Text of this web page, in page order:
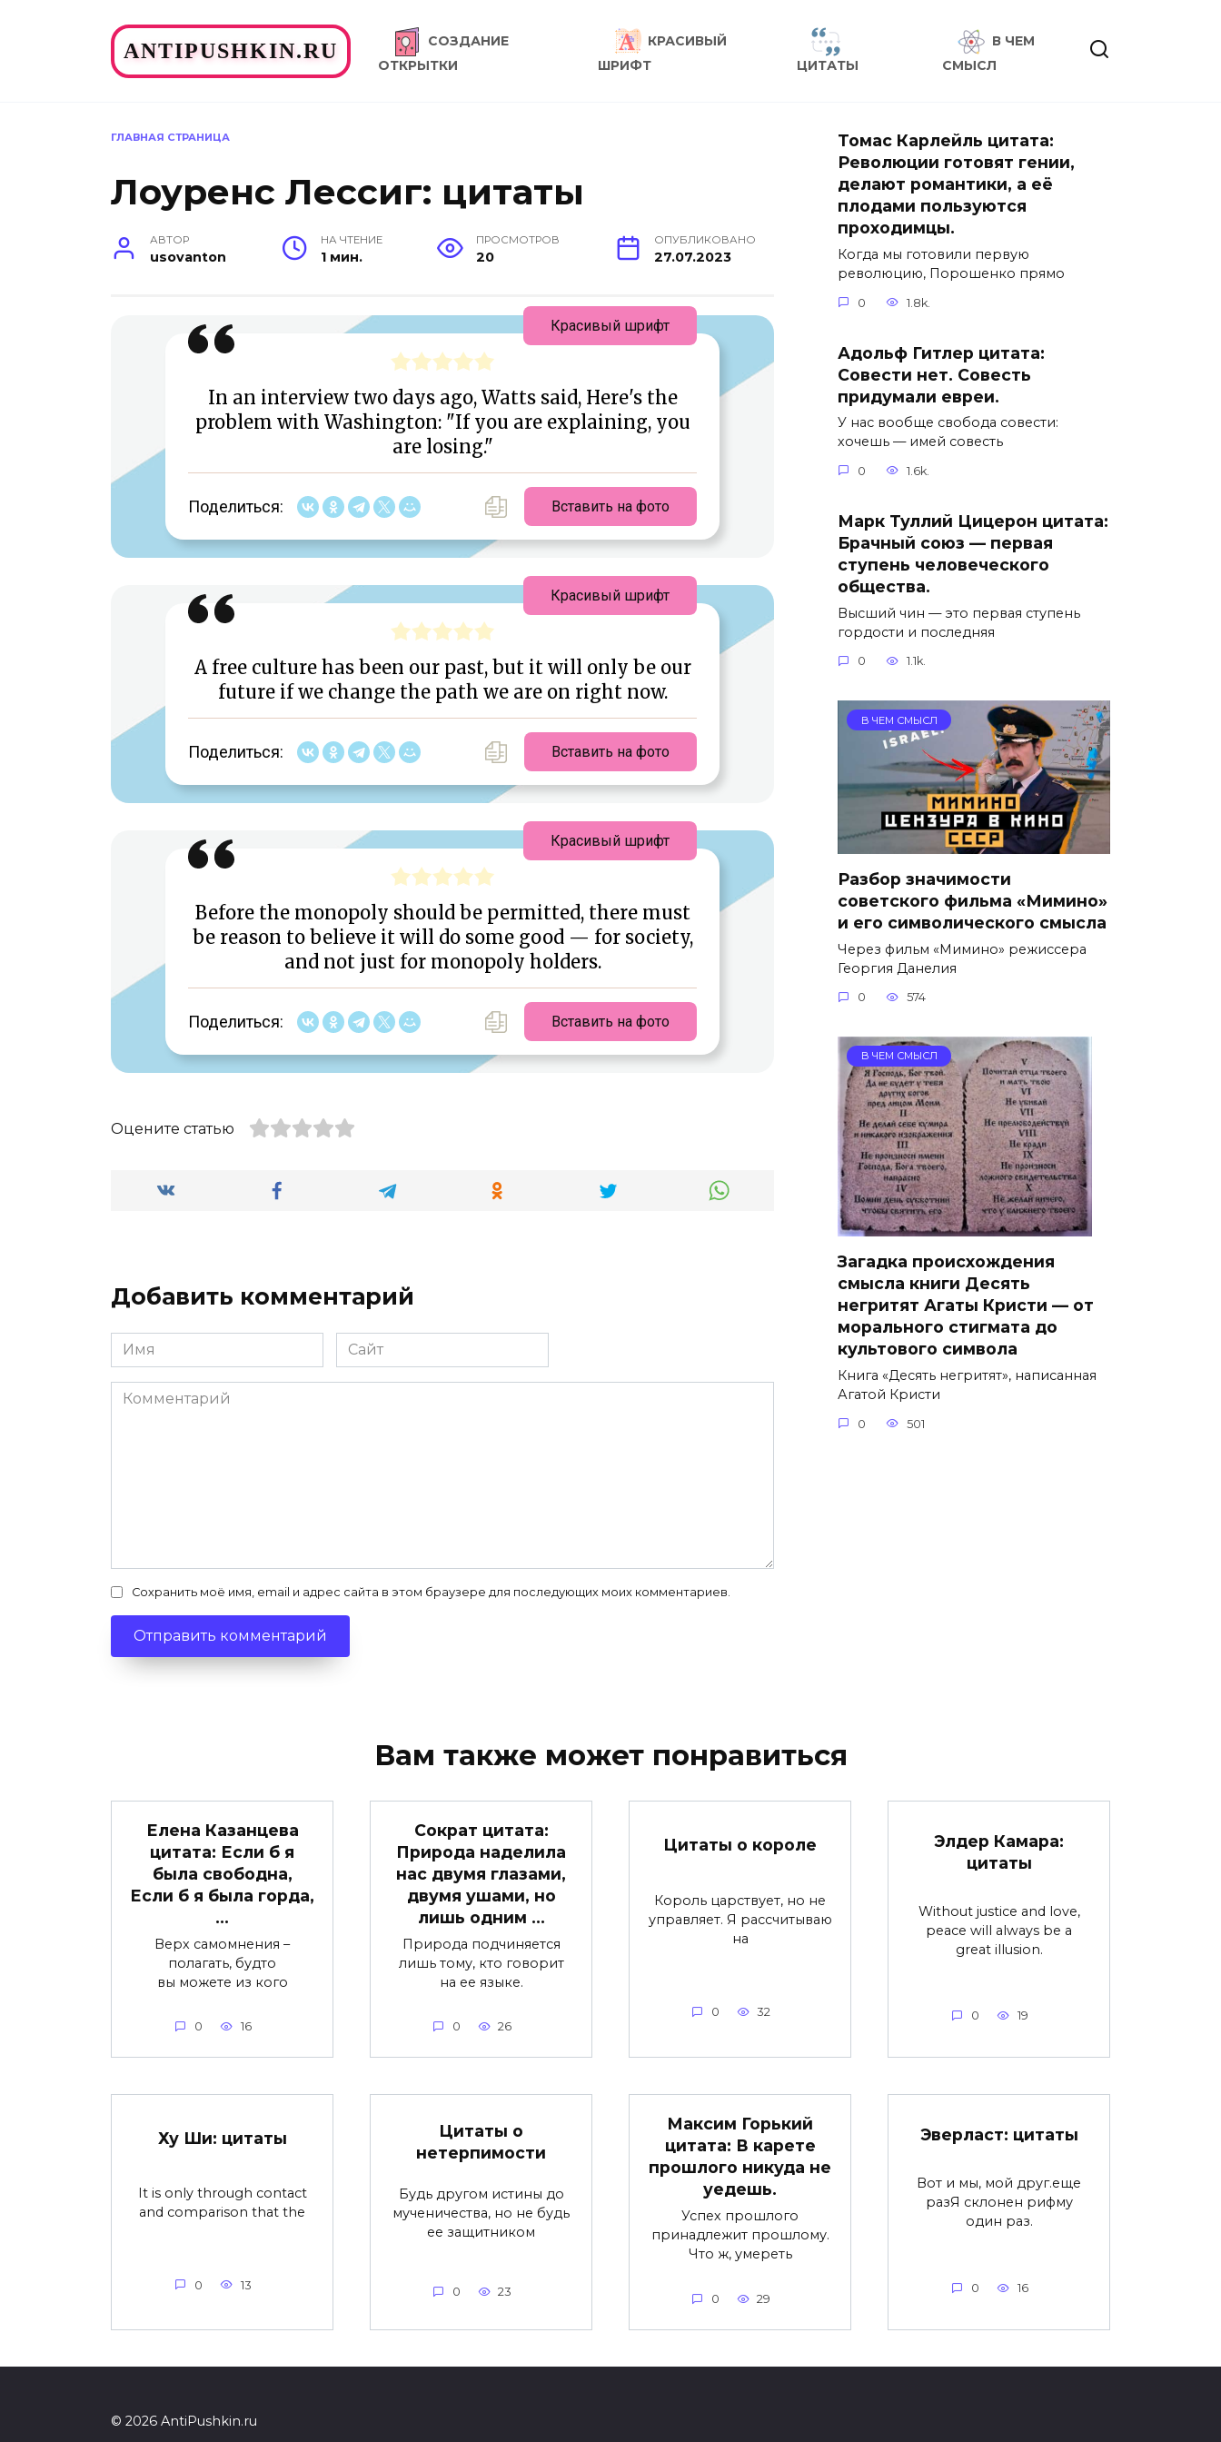
ANTIPUSHKIN.RU
СОЗДАНИЕ
ОТКРЫТКИ
КРАСИВЫЙ
ШРИФТ
ЦИТАТЫ
В ЧЕМ
СМЫСЛ
ГЛАВНАЯ СТРАНИЦА
Лоуренс Лессиг: цитаты
АВТОР
usovanton
НА ЧТЕНИЕ
1 мин.
ПРОСМОТРОВ
20
ОПУБЛИКОВАНО
27.07.2023
In an interview two days ago, Watts said, Here's the
problem with Washington: "If you are explaining, you
are losing."
Поделиться: Вставить на фото
Красивый шрифт
A free culture has been our past, but it will only be our
future if we change the path we are on right now.
Поделиться: Вставить на фото
Красивый шрифт
Before the monopoly should be permitted, there must
be reason to believe it will do some good — for society,
and not just for monopoly holders.
Поделиться: Вставить на фото
Красивый шрифт
Оцените статью
Добавить комментарий
Имя
*
Сайт
Комментарий
Сохранить моё имя, email и адрес сайта в этом браузере для последующих моих комментариев.
Томас Карлейль цитата:
Революции готовят гении,
делают романтики, а её
плодами пользуются
проходимцы.
Когда мы готовили первую
революцию, Порошенко прямо
0 1.8k.
Адольф Гитлер цитата:
Совести нет. Совесть
придумали евреи.
У нас вообще свобода совести:
хочешь — имей совесть
0 1.6k.
Марк Туллий Цицерон цитата:
Брачный союз — первая
ступень человеческого
общества.
Высший чин — это первая ступень
гордости и последняя
0 1.1k.
В ЧЕМ СМЫСЛ
Разбор значимости
советского фильма «Мимино»
и его символического смысла
Через фильм «Мимино» режиссера
Георгия Данелия
0 574
В ЧЕМ СМЫСЛ
Загадка происхождения
смысла книги Десять
негритят Агаты Кристи — от
морального стигмата до
культового символа
Книга «Десять негритят», написанная
Агатой Кристи
0 501
Вам также может понравиться
Елена Казанцева
цитата: Если б я
была свободна,
Если б я была горда,
…
Верх самомнения –
полагать, будто
вы можете из кого
0 16
Сократ цитата:
Природа наделила
нас двумя глазами,
двумя ушами, но
лишь одним …
Природа подчиняется
лишь тому, кто говорит
на ее языке.
0 26
Цитаты о короле
Король царствует, но не
управляет. Я рассчитываю
на
0 32
Элдер Камара:
цитаты
Without justice and love,
peace will always be a
great illusion.
0 19
Ху Ши: цитаты
It is only through contact
and comparison that the
0 13
Цитаты о
нетерпимости
Будь другом истины до
мученичества, но не будь
ее защитником
0 23
Максим Горький
цитата: В карете
прошлого никуда не
уедешь.
Успех прошлого
принадлежит прошлому.
Что ж, умереть
0 29
Эверласт: цитаты
Вот и мы, мой друг.еще
разЯ склонен рифму
один раз.
0 16
© 2026 AntiPushkin.ru